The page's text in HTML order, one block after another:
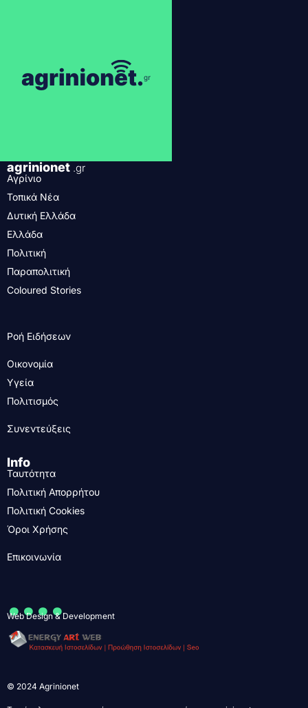
agrinionet .gr
Αγρίνιο
Τοπικά Νέα
Δυτική Ελλάδα
Ελλάδα
Πολιτική
Παραπολιτική
Coloured Stories
Ροή Ειδήσεων
Οικονομία
Υγεία
Πολιτισμός
Συνεντεύξεις
Info
Ταυτότητα
Πολιτική Απορρήτου
Πολιτική Cookies
Όροι Χρήσης
Επικοινωνία
....
Web Design & Development
© 2024 Agrinionet